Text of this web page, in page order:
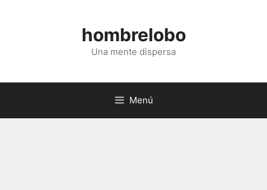
hombrelobo
Una mente dispersa
Menú